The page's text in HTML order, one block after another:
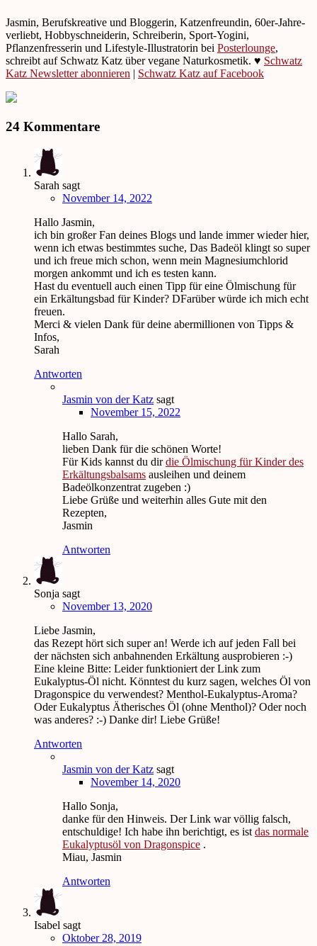
Jasmin, Berufskreative und Bloggerin, Katzenfreundin, 60er-Jahre-
verliebt, Hobbyschneiderin, Schreiberin, Sport-Yogini,
Pflanzenfresserin und Lifestyle-Illustratorin bei Posterlounge,
schreibt auf Schwatz Katz über vegane Naturkosmetik. ♥ Schwatz
Katz Newsletter abonnieren | Schwatz Katz auf Facebook
24 Kommentare
Sarah sagt
November 14, 2022
Hallo Jasmin,
ich bin großer Fan deines Blogs und lande immer wieder hier,
wenn ich etwas bestimmtes suche, Das Badeöl klingt so super
und ich freue mich schon, wenn mein Magnesiumchlorid
morgen ankommt und ich es testen kann.
Hast du eventuell auch einen Tipp für eine Ölmischung für
ein Erkältungsbad für Kinder? DFarüber würde ich mich echt
freuen.
Merci & vielen Dank für deine abermillionen von Tipps &
Infos,
Sarah
Antworten
Jasmin von der Katz sagt
November 15, 2022
Hallo Sarah,
lieben Dank für die schönen Worte!
Für Kids kannst du dirdie Ölmischung für Kinder des
Erkältungsbalsams ausleihen und deinem
Badeölkonzentrat zugeben :)
Liebe Grüße und weiterhin alles Gute mit den
Rezepten,
Jasmin
Antworten
Sonja sagt
November 13, 2020
Liebe Jasmin,
das Rezept hört sich super an! Werde ich auf jeden Fall bei
der nächsten sich anbahnenden Erkältung ausprobieren :-)
Eine kleine Bitte: Leider funktioniert der Link zum
Eukalyptus-Öl nicht. Könntest du kurz sagen, welches Öl von
Dragonspice du verwendest? Menthol-Eukalyptus-Aroma?
Oder Eukalyptus Ätherisches Öl (ohne Menthol)? Oder noch
was anderes? :-) Danke dir! Liebe Grüße!
Antworten
Jasmin von der Katz sagt
November 14, 2020
Hallo Sonja,
danke für den Hinweis. Der Link war völlig falsch,
entschuldige! Ich habe ihn berichtigt, es ist das normale
Eukalyptusöl von Dragonspice .
Miau, Jasmin
Antworten
Isabel sagt
Oktober 28, 2019